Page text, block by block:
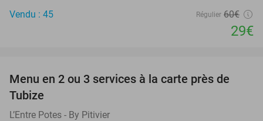
Vendu : 45
Régulier 60€
29€
33%
Menu en 2 ou 3 services à la carte près de
Tubize
L’Entre Potes - By Pitivier